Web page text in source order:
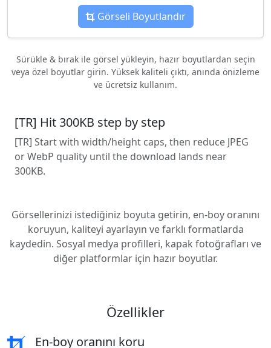
Görseli Boyutlandır
Sürükle & bırak ile görsel yükleyin, hazır boyutlardan seçin
veya özel boyutlar girin. Yüksek kaliteli çıktı, anında önizleme
ve ücretsiz kullanım.
[TR] Hit 300KB step by step
[TR] Start with width/height caps, then reduce JPEG
or WebP quality until the download lands near
300KB.
Görsellerinizi istediğiniz boyuta getirin, en-boy oranını
koruyun, kaliteyi ayarlayın ve farklı formatlarda
kaydedin. Sosyal medya profilleri, kapak fotoğrafları ve
diğer platformlar için hazır boyutlar.
Özellikler
En-boy oranını koru